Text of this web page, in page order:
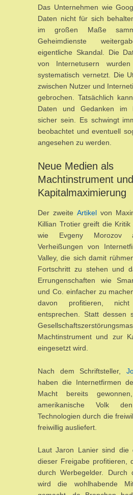
Das Unternehmen wie
Daten nicht für sich
im großen Maße
Geheimdienste
eigentliche Skandal. Die
von Internetusern
systematisch vernetzt. Die
zwischen Nutzer und
gebrochen. Tatsächlich
Daten und Gedanken im
sicher sein. Es schwingt
beobachtet und eventuell
angesehen zu werden.
Neue Medien als
Machtinstrument und
Kapitalmaximierung
Der zweite Artikelvon
Killian Trotier greift die
wie Evgeny Morozov
Verheißungen von
Valley, die sich damit
Fortschritt zu stehen und
Errungenschaften wie
und Co. einfacher zu
davon profitieren,
entsprechen. Statt dessen
Machtinstrument und zur
eingesetzt wird.
Nach dem Schriftsteller,
haben die Internetfirmen
Macht bereits
amerikanische Volk
Technologien durch die
freiwillig ausliefert.
Laut Jaron Lanier sind die
dieser Freigabe profitieren,
durch Werbegelder. Durch
wird die wohlhabende